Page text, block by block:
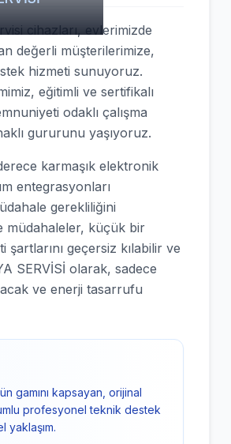
cihazları, evlerimizde
değerli müşterilerimize,
hizmeti sunuyoruz.
eğitimli ve sertifikalı
odaklı çalışma
gururunu yaşıyoruz.
karmaşık elektronik
entegrasyonları
gerekliliğini
müdahaleler, küçük bir
geçersiz kılabilir ve
SERVİSİ olarak, sadece
ve enerji tasarrufu
gamını kapsayan, orijinal
profesyonel teknik destek
yaklaşım.